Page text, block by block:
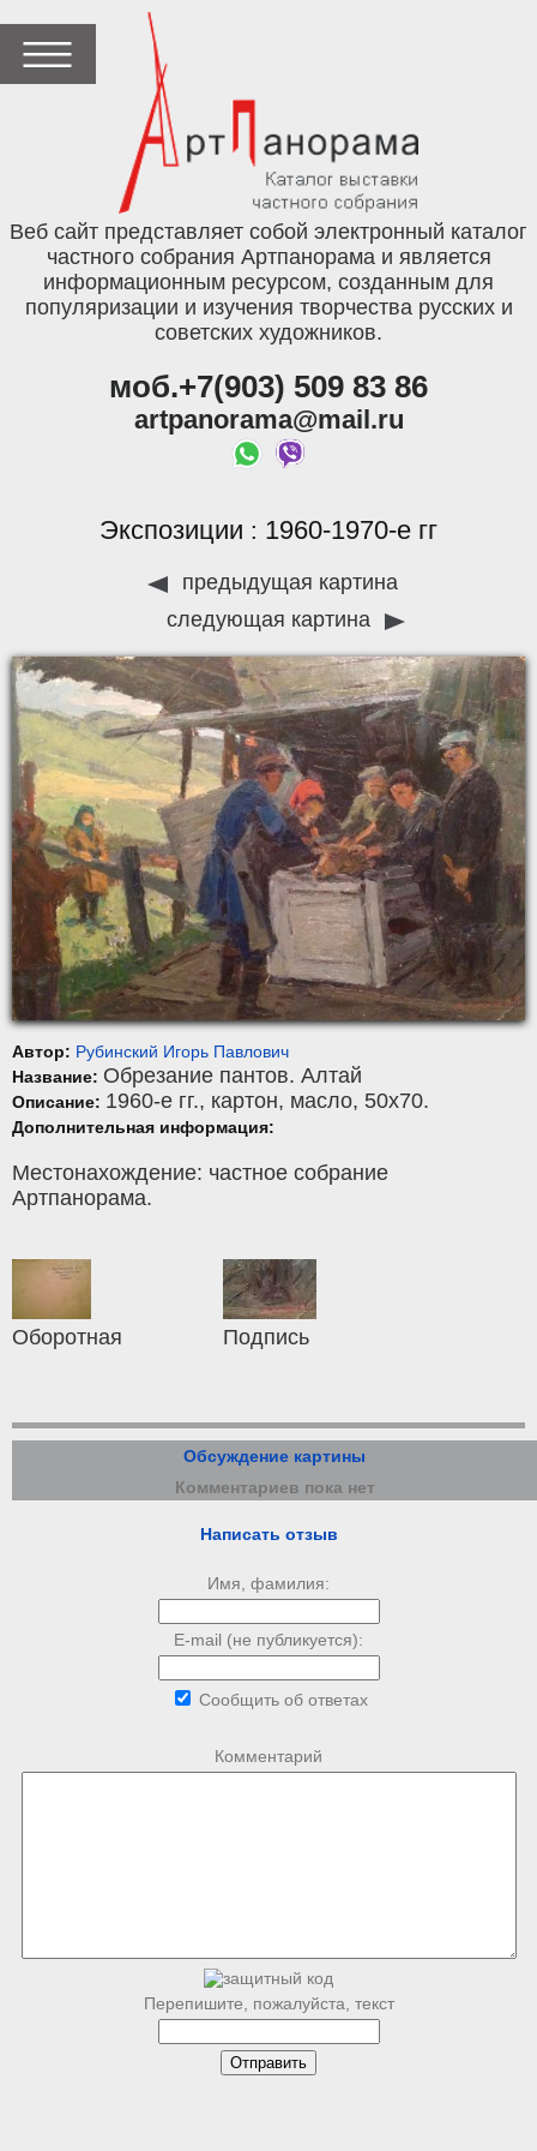
Веб сайт представляет собой электронный каталог
частного собрания Артпанорама и является
информационным ресурсом, созданным для
популяризации и изучения творчества русских и
советских художников.
моб.+7(903) 509 83 86
artpanorama@mail.ru
Экспозиции : 1960-1970-е гг
предыдущая картина
следующая картина
Автор: Рубинский Игорь Павлович
Название: Обрезание пантов. Алтай
Описание: 1960-е гг., картон, масло, 50x70.
Дополнительная информация:
Местонахождение: частное собрание
Артпанорама.
Оборотная Подпись
Обсуждение картины
Комментариев пока нет
Написать отзыв
Имя, фамилия:
E-mail (не публикуется):
Сообщить об ответах
Комментарий
Перепишите, пожалуйста, текст